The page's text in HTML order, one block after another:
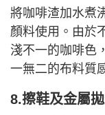
將咖啡渣加水煮
顏料使用。由於
淺不一的咖啡色
一無二的布料質
8.擦鞋及金屬